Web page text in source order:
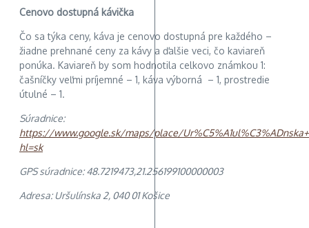
Cenovo dostupná kávička
Čo sa týka ceny, káva je cenovo dostupná pre každého –
žiadne prehnané ceny za kávy a ďalšie veci, čo kaviareň
ponúka. Kaviareň by som hodnotila celkovo známkou 1:
čašníčky veľmi príjemné – 1, káva výborná – 1, prostredie
útulné – 1.
Súradnice:
https://www.google.sk/maps/place/
hl=sk
GPS súradnice: 48.7219473,21.256199100000003
Adresa: Uršulínska 2, 040 01 Košice